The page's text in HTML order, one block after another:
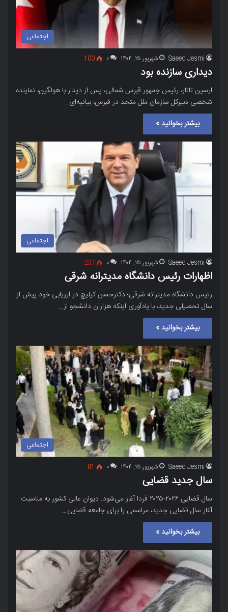
اجتماعی
Saeed Jesmi شهریور ۲۵, ۱۴۰۴ ۰ 100
دیداری سازنده بود
ارسین تاتار، رئیس جمهور قبرس شمالی، پس از دیدار با هولگین، نماینده
شخصی دبیرکل سازمان ملل متحد در قبرس، بیانیه‌ای…
بیشتر بخوانید »
اجتماعی
Saeed Jesmi شهریور ۲۵, ۱۴۰۴ ۰ 237
اظهارات رئیس دانشگاه مدیترانه شرقی
رئیس دانشگاه مدیترانه شرقی؛ دکترحسن کیلیچ در ارزیابی خود پیش از
سال تحصیلی جدید، با یادآوری اینکه هزاران دانشجو از…
بیشتر بخوانید »
اجتماعی
Saeed Jesmi شهریور ۲۵, ۱۴۰۴ ۰ 81
سال جدید قضایی
سال قضایی ۲۰۲۶-۲۰۲۵ فردا آغاز می‌شود. دیوان عالی کشور به مناسبت
آغاز سال قضایی جدید، مراسمی را برای جامعه قضایی…
بیشتر بخوانید »